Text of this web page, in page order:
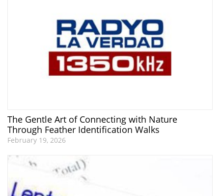
The Gentle Art of Connecting with Nature
Through Feather Identification Walks
February 19, 2026